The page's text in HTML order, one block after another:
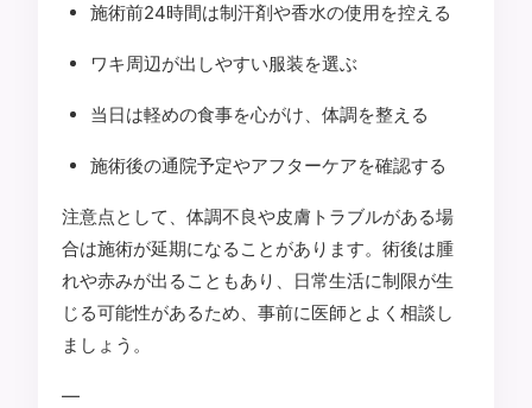
施術前24時間は制汗剤や香水の使用を控える
ワキ周辺が出しやすい服装を選ぶ
当日は軽めの食事を心がけ、体調を整える
施術後の通院予定やアフターケアを確認する
注意点として、体調不良や皮膚トラブルがある場
合は施術が延期になることがあります。術後は腫
れや赤みが出ることもあり、日常生活に制限が生
じる可能性があるため、事前に医師とよく相談し
ましょう。
—